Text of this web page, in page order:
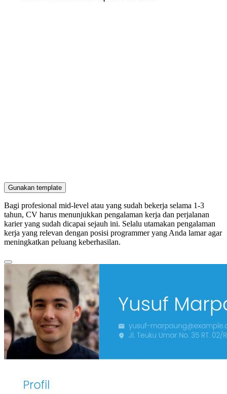
Gunakan template
Bagi profesional mid-level atau yang sudah bekerja selama 1-3
tahun, CV harus menunjukkan pengalaman kerja dan perjalanan
karier yang sudah dicapai sejauh ini. Selalu utamakan pengalaman
kerja yang relevan dengan posisi programmer yang Anda lamar agar
meningkatkan peluang keberhasilan.